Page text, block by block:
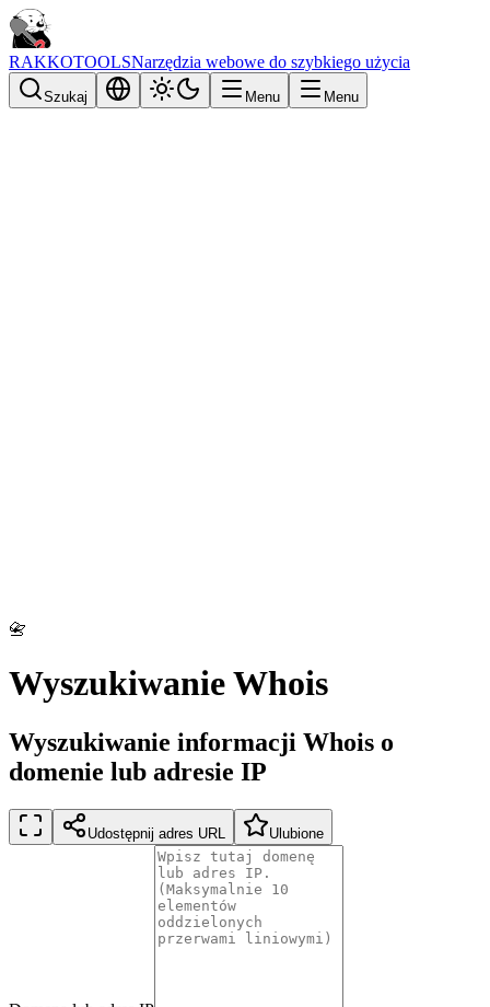
RAKKOTOOLSNarzędzia webowe do szybkiego użycia
Szukaj Menu Menu
📇
Wyszukiwanie Whois
Wyszukiwanie informacji Whois o
domenie lub adresie IP
Udostępnij adres URL Ulubione